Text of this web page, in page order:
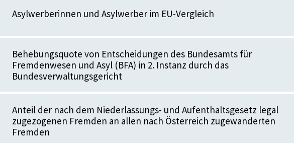
Asylwerberinnen und Asylwerber im EU-Vergleich
Behebungsquote von Entscheidungen des Bundesamts für
Fremdenwesen und Asyl (BFA) in 2. Instanz durch das
Bundesverwaltungsgericht
Anteil der nach dem Niederlassungs- und Aufenthaltsgesetz legal
zugezogenen Fremden an allen nach Österreich zugewanderten
Fremden